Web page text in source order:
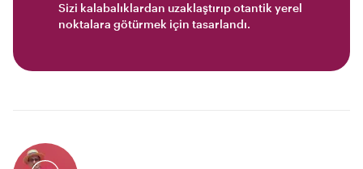
Sizi kalabalıklardan uzaklaştırıp otantik yerel
noktalara götürmek için tasarlandı.